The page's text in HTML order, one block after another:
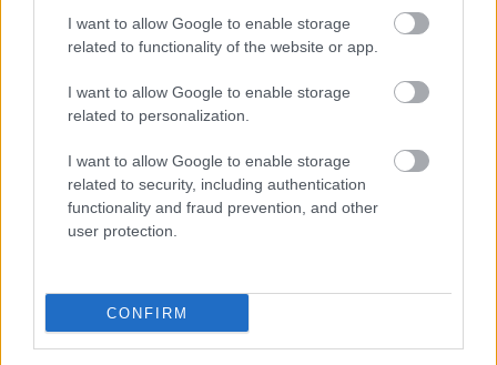
I want to allow Google to enable storage
related to functionality of the website or app.
I want to allow Google to enable storage
related to personalization.
I want to allow Google to enable storage
related to security, including authentication
functionality and fraud prevention, and other
user protection.
CONFIRM
Paris Saint-Germainvs
Manchester United
Felkészülési szezon 4. mérkőzés
2026-08-08 17:00
AC MilanvsManchester United2026-08-15 18:00
ELŐZŐ MÉRKŐZÉSEK